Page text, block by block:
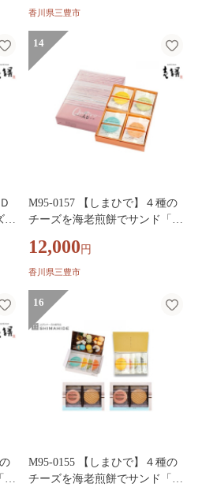
香川県三豊市
14
M95-0157 【しまひで】４種の
チーズを海老煎餅でサンド「ク
和スイーツ
12,000 円
香川県三豊市
ク
16
M95-0155 【しまひで】４種の
チーズを海老煎餅でサンド「ク